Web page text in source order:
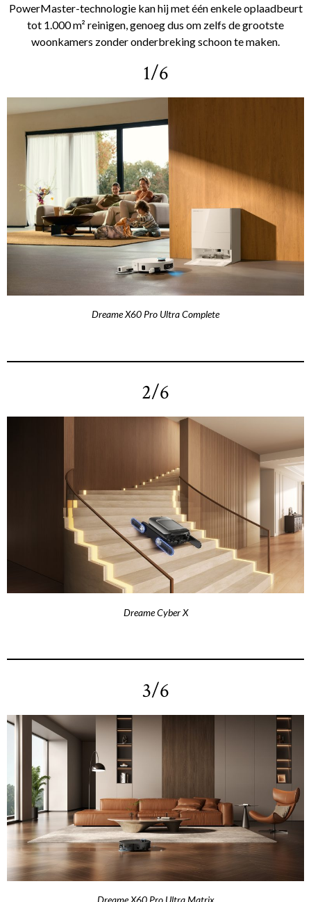
PowerMaster-technologie kan hij met één enkele oplaadbeurt
tot 1.000 m² reinigen, genoeg dus om zelfs de grootste
woonkamers zonder onderbreking schoon te maken.
1/6
Dreame X60 Pro Ultra Complete
2/6
Dreame Cyber X
3/6